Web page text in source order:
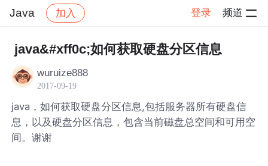
Java 加入 登录 频道
社区 Java 帖子详情
java&#xff0c;如何获取硬盘分区信息
wuruize888
2017-09-19
java，如何获取硬盘分区信息,包括服务器所有硬盘信
息，以及硬盘分区信息，包含当前磁盘总空间和可用空
间。谢谢